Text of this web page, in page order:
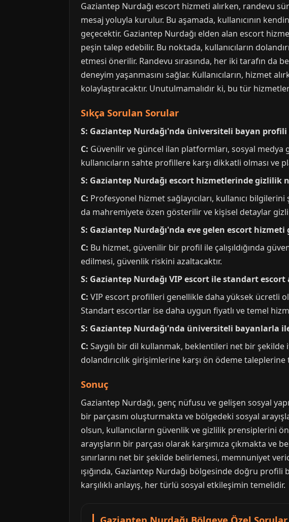
Gaziantep Nurdağı escort hizmeti alırken, randevu
mesaj yoluyla kurulur. Bu aşamada, kullanıcının
geçecektir. Gaziantep Nurdağı elden alan escort
peşin talep edebilir. Bu noktada, kullanıcıların
etmesi önerilir. Randevu sırasında, her iki tarafın da
deneyim yaşanmasını sağlar. Kullanıcıların, hizmet
kolaylaştıracaktır. Unutulmamalıdır ki, bu tür
Sıkça Sorulan Sorular
S: Gaziantep Nurdağı'nda üniversiteli bayan
C: Güvenilir ve güncel ilan platformları, sosyal medya
kullanıcıların sahte profillere karşı dikkatli olması
S: Gaziantep Nurdağı escort hizmetlerinde gizlilik
C: Profesyonel hizmet sağlayıcıları, kullanıcı
da mahremiyete özen gösterilir ve kişisel detaylar
S: Gaziantep Nurdağı'nda eve gelen escort
C: Bu hizmet, güvenilir bir profil ile çalışıldığında
edilmesi, güvenlik riskini azaltacaktır.
S: Gaziantep Nurdağı VIP escort ile standart
C: VIP escort profilleri genellikle daha yüksek ücretli
Standart escortlar ise daha uygun fiyatlı ve temel
S: Gaziantep Nurdağı'nda üniversiteli bayanlarla
C: Saygılı bir dil kullanmak, beklentileri net bir şekilde
dolandırıcılık girişimlerine karşı ön ödeme taleplerine
Sonuç
Gaziantep Nurdağı, genç nüfusu ve gelişen sosyal
bir parçasını oluşturmakta ve bölgedeki sosyal
olsun, kullanıcıların güvenlik ve gizlilik prensiplerini
arayışların bir parçası olarak karşımıza çıkmakta
sınırlarını net bir şekilde belirlemesi, memnuniyet
ışığında, Gaziantep Nurdağı bölgesinde doğru
karşılıklı anlayış, her türlü sosyal etkileşimin temelidir.